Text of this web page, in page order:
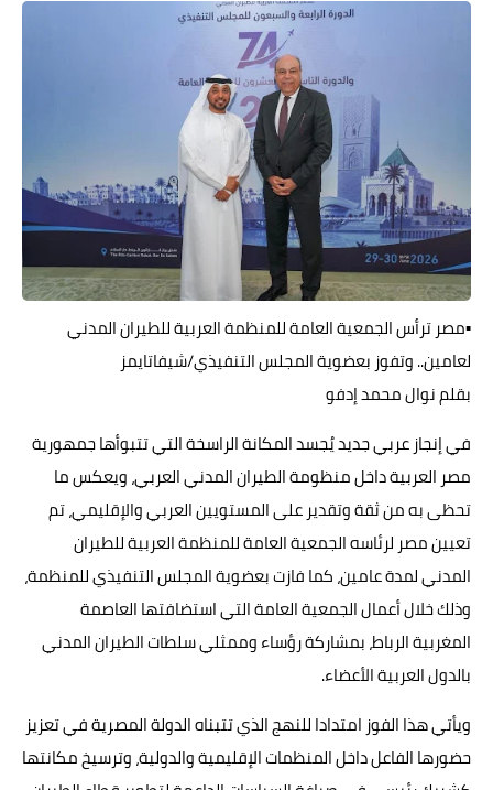
▪︎مصر ترأس الجمعية العامة للمنظمة العربية للطيران المدني
لعامين.. وتفوز بعضوية المجلس التنفيذي/شيفاتايمز
بقلم نوال محمد إدفو
في إنجاز عربي جديد يُجسد المكانة الراسخة التي تتبوأها جمهورية
مصر العربية داخل منظومة الطيران المدني العربي، ويعكس ما
تحظى به من ثقة وتقدير على المستويين العربي والإقليمي، تم
تعيين مصر لرئاسه الجمعية العامة للمنظمة العربية للطيران
المدني لمدة عامين، كما فازت بعضوية المجلس التنفيذي للمنظمة،
وذلك خلال أعمال الجمعية العامة التي استضافتها العاصمة
المغربية الرباط، بمشاركة رؤساء وممثلي سلطات الطيران المدني
بالدول العربية الأعضاء.
ويأتي هذا الفوز امتدادا للنهج الذي تتبناه الدولة المصرية في تعزيز
حضورها الفاعل داخل المنظمات الإقليمية والدولية، وترسيخ مكانتها